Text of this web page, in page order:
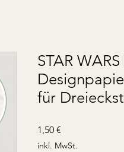
STAR
für
1,50 €
inkl. MwSt.